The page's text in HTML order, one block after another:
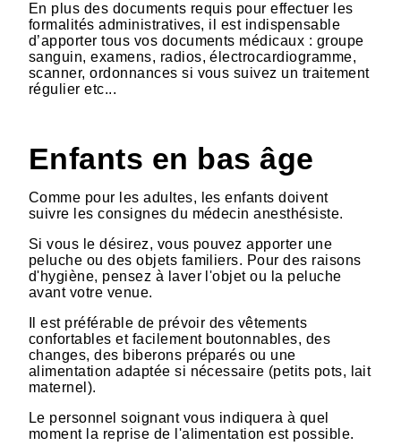
En plus des documents requis pour effectuer les
formalités administratives, il est indispensable
d’apporter tous vos documents médicaux : groupe
sanguin, examens, radios, électrocardiogramme,
scanner, ordonnances si vous suivez un traitement
régulier etc...
Enfants en bas âge
Comme pour les adultes, les enfants doivent
suivre les consignes du médecin anesthésiste.
Si vous le désirez, vous pouvez apporter une
peluche ou des objets familiers. Pour des raisons
d'hygiène, pensez à laver l'objet ou la peluche
avant votre venue.
Il est préférable de prévoir des vêtements
confortables et facilement boutonnables, des
changes, des biberons préparés ou une
alimentation adaptée si nécessaire (petits pots, lait
maternel).
Le personnel soignant vous indiquera à quel
moment la reprise de l'alimentation est possible.